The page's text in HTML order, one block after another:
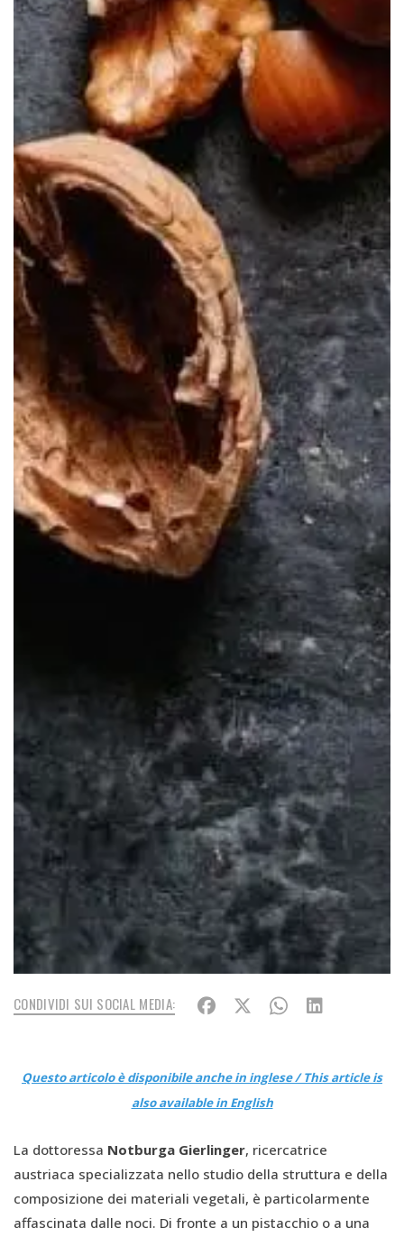
CONDIVIDI SUI SOCIAL MEDIA:
Questo articolo è disponibile anche in inglese / This article is
also available in English
La dottoressa Notburga Gierlinger, ricercatrice
austriaca specializzata nello studio della struttura e della
composizione dei materiali vegetali, è particolarmente
affascinata dalle noci. Di fronte a un pistacchio o a una